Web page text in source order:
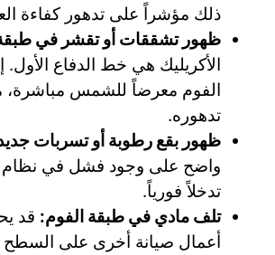
ذلك مؤشراً على تدهور كفاءة
ظهور تشققات أو تقشر في طبقة
الأكريليك هي خط الدفاع الأول.
الفوم معرضاً للشمس
تدهوره.
ظهور بقع رطوبة أو تسربات
واضح على وجود فشل في نظام
تدخلاً فورياً.
تلف مادي في طبقة الفوم: قد
أعمال صيانة أخرى على